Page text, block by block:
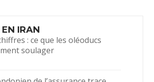
EN IRAN
: ce que les oléoducs
soulager